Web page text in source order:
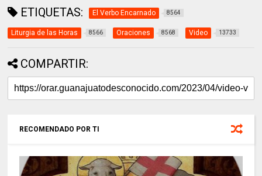
ETIQUETAS: El Verbo Encarnado 8564
Liturgia de las Horas 8566 Oraciones 8568 Video 13733
COMPARTIR:
RECOMENDADO POR TI